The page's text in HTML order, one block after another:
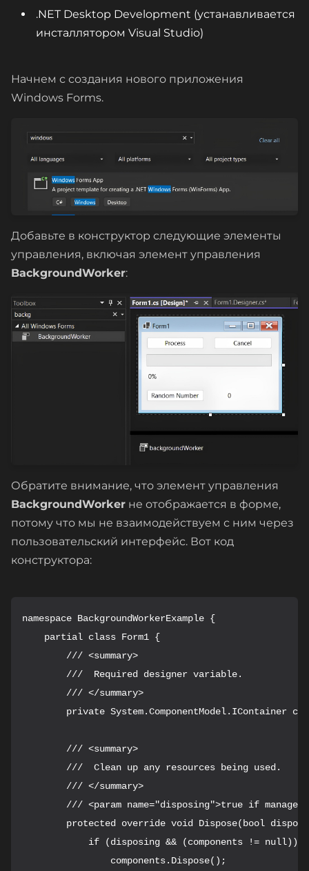
.NET Desktop Development (устанавливается
инсталлятором Visual Studio)
Начнем с создания нового приложения
Windows Forms.
Добавьте в конструктор следующие элементы
управления, включая элемент управления
BackgroundWorker:
Обратите внимание, что элемент управления
BackgroundWorker не отображается в форме,
потому что мы не взаимодействуем с ним через
пользовательский интерфейс. Вот код
конструктора:
namespace BackgroundWorkerExample {
    partial class Form1 {
        /// <summary>
        ///  Required designer variable.
        /// </summary>
private System.ComponentModel.IContainer
        /// <summary>
        ///  Clean up any resources being used.
        /// </summary>
/// <param name="disposing">true if
protected override void Dispose(bool
            if (disposing && (components != null)) {
                components.Dispose();